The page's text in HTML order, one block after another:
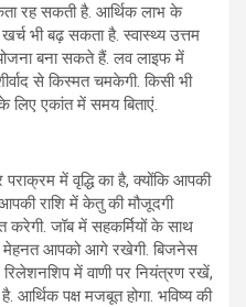
रह सकती है. आर्थिक लाभ के
भी बढ़ सकता है. स्वास्थ्य उत्तम
बना सकते हैं. लव लाइफ में
से किस्मत चमकेगी. किसी भी
एकांत में समय बिताएं.
में वृद्धि का है, क्योंकि आपकी
राशि में केतु की मौजूदगी
करेगी. जॉब में सहकर्मियों के साथ
मेहनत आपको आगे रखेगी. बिजनेस
रिलेशनशिप में वाणी पर नियंत्रण रखें,
पक्ष मजबूत होगा. भविष्य की